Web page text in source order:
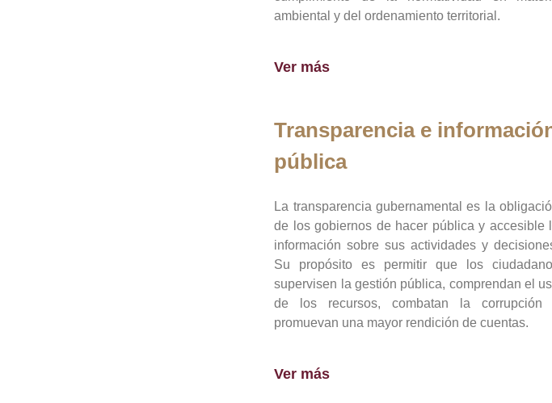
ambiental y del ordenamiento territorial.
Ver más
Transparencia e
pública
La transparencia gubernamental es la
de los gobiernos de hacer pública y accesible
información sobre sus actividades y
Su propósito es permitir que los
supervisen la gestión pública, comprendan el
de los recursos, combatan la corrupción
promuevan una mayor rendición de cuentas.
Ver más